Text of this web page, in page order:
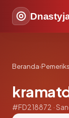
Beranda›
#FD218872 ·